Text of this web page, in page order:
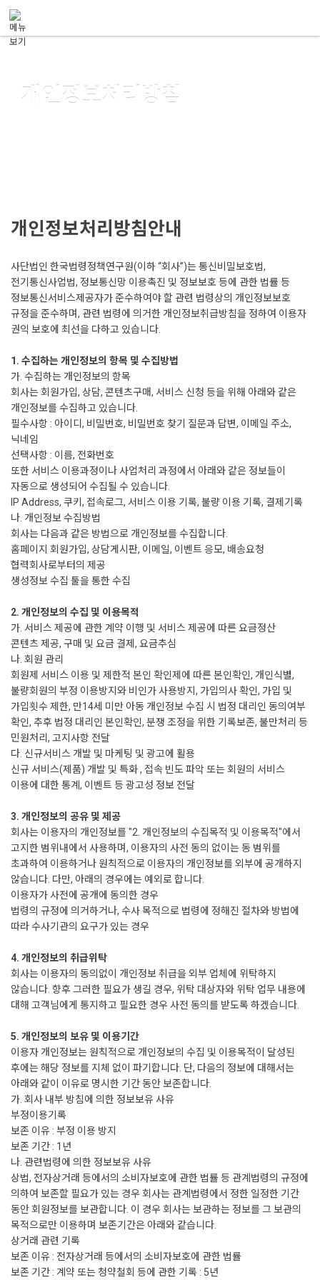
개인정보처리방침
개인정보처리방침안내
사단법인 한국법령정책연구원(이하 “회사”)는 통신비밀보호법,
전기통신사업법, 정보통신망 이용촉진 및 정보보호 등에 관한 법률 등
정보통신서비스제공자가 준수하여야 할 관련 법령상의 개인정보보호
규정을 준수하며, 관련 법령에 의거한 개인정보취급방침을 정하여 이용자
권익 보호에 최선을 다하고 있습니다.
1. 수집하는 개인정보의 항목 및 수집방법
가. 수집하는 개인정보의 항목
회사는 회원가입, 상담, 콘텐츠구매, 서비스 신청 등을 위해 아래와 같은
개인정보를 수집하고 있습니다.
필수사항 : 아이디, 비밀번호, 비밀번호 찾기 질문과 답변, 이메일 주소,
닉네임
선택사항 : 이름, 전화번호
또한 서비스 이용과정이나 사업처리 과정에서 아래와 같은 정보들이
자동으로 생성되어 수집될 수 있습니다.
IP Address, 쿠키, 접속로그, 서비스 이용 기록, 불량 이용 기록, 결제기록
나. 개인정보 수집방법
회사는 다음과 같은 방법으로 개인정보를 수집합니다.
홈페이지 회원가입, 상담게시판, 이메일, 이벤트 응모, 배송요청
협력회사로부터의 제공
생성정보 수집 툴을 통한 수집
2. 개인정보의 수집 및 이용목적
가. 서비스 제공에 관한 계약 이행 및 서비스 제공에 따른 요금정산
콘텐츠 제공, 구매 및 요금 결제, 요금추심
나. 회원 관리
회원제 서비스 이용 및 제한적 본인 확인제에 따른 본인확인, 개인식별,
불량회원의 부정 이용방지와 비인가 사용방지, 가입의사 확인, 가입 및
가입횟수 제한, 만14세 미만 아동 개인정보 수집 시 법정 대리인 동의여부
확인, 추후 법정 대리인 본인확인, 분쟁 조정을 위한 기록보존, 불만처리 등
민원처리, 고지사항 전달
다. 신규서비스 개발 및 마케팅 및 광고에 활용
신규 서비스(제품) 개발 및 특화 , 접속 빈도 파악 또는 회원의 서비스
이용에 대한 통계, 이벤트 등 광고성 정보 전달
3. 개인정보의 공유 및 제공
회사는 이용자의 개인정보를 "2. 개인정보의 수집목적 및 이용목적"에서
고지한 범위내에서 사용하며, 이용자의 사전 동의 없이는 동 범위를
초과하여 이용하거나 원칙적으로 이용자의 개인정보를 외부에 공개하지
않습니다. 다만, 아래의 경우에는 예외로 합니다.
이용자가 사전에 공개에 동의한 경우
법령의 규정에 의거하거나, 수사 목적으로 법령에 정해진 절차와 방법에
따라 수사기관의 요구가 있는 경우
4. 개인정보의 취급위탁
회사는 이용자의 동의없이 개인정보 취급을 외부 업체에 위탁하지
않습니다. 향후 그러한 필요가 생길 경우, 위탁 대상자와 위탁 업무 내용에
대해 고객님에게 통지하고 필요한 경우 사전 동의를 받도록 하겠습니다.
5. 개인정보의 보유 및 이용기간
이용자 개인정보는 원칙적으로 개인정보의 수집 및 이용목적이 달성된
후에는 해당 정보를 지체 없이 파기합니다. 단, 다음의 정보에 대해서는
아래와 같이 이유로 명시한 기간 동안 보존합니다.
가. 회사 내부 방침에 의한 정보보유 사유
부정이용기록
보존 이유 : 부정 이용 방지
보존 기간 : 1년
나. 관련법령에 의한 정보보유 사유
상법, 전자상거래 등에서의 소비자보호에 관한 법률 등 관계법령의 규정에
의하여 보존할 필요가 있는 경우 회사는 관계법령에서 정한 일정한 기간
동안 회원정보를 보관합니다. 이 경우 회사는 보관하는 정보를 그 보관의
목적으로만 이용하며 보존기간은 아래와 같습니다.
상거래 관련 기록
보존 이유 : 전자상거래 등에서의 소비자보호에 관한 법률
보존 기간 : 계약 또는 청약철회 등에 관한 기록 : 5년